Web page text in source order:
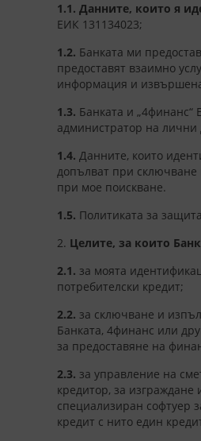
1.1. Данните, които я
ЕИК 131134023;
1.2. Банката ми
предоставят взаимно
информация и
1.3. Банката и
администратор на лични
1.4. Данните, които
допълват при сключване
при мое поискване.
1.5. Политиката за
2. Целите, за които
2.1. за моята
потребителски кредит;
2.2. за сключване и
Банката, 4финанс или
за предоставяне на
2.3. за управление на
кредитор, за
специализиран софтуер
кредит с нито един